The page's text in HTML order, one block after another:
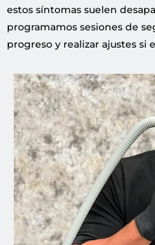
estos síntomas suelen
programamos sesiones de
progreso y realizar ajustes si